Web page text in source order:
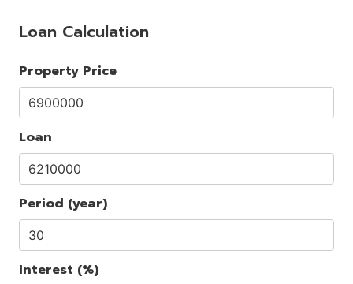
Loan Calculation
Property Price
Loan
Period (year)
Interest (%)